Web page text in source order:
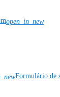
open_in_new
Formulário de